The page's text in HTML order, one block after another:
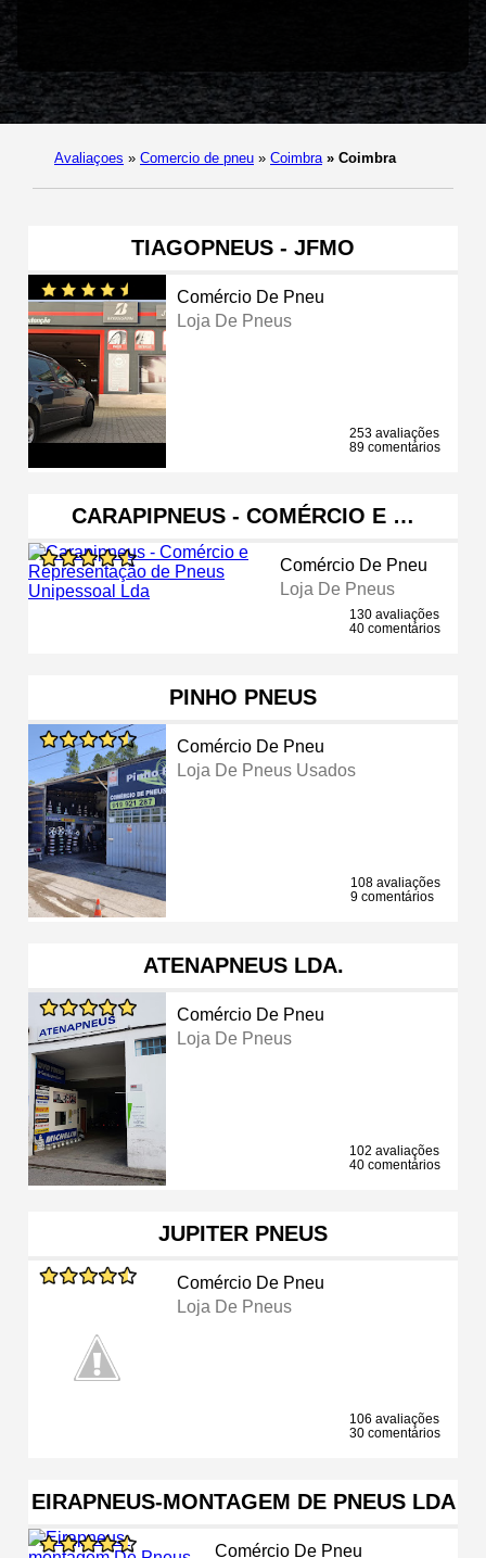
Avaliaçoes » Comercio de pneu » Coimbra » Coimbra
TIAGOPNEUS - JFMO
Comércio De Pneu
Loja De Pneus
253 avaliações
89 comentários
CARAPIPNEUS - COMÉRCIO E …
Comércio De Pneu
Loja De Pneus
130 avaliações
40 comentários
PINHO PNEUS
Comércio De Pneu
Loja De Pneus Usados
108 avaliações
9 comentários
ATENAPNEUS LDA.
Comércio De Pneu
Loja De Pneus
102 avaliações
40 comentários
JUPITER PNEUS
Comércio De Pneu
Loja De Pneus
106 avaliações
30 comentários
EIRAPNEUS-MONTAGEM DE PNEUS LDA
Comércio De Pneu